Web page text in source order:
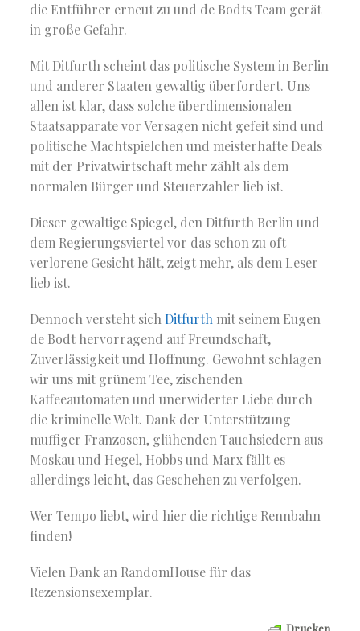
die Entführer erneut zu und de Bodts Team gerät
in große Gefahr.
Mit Ditfurth scheint das politische System in Berlin
und anderer Staaten gewaltig überfordert. Uns
allen ist klar, dass solche überdimensionalen
Staatsapparate vor Versagen nicht gefeit sind und
politische Machtspielchen und meisterhafte Deals
mit der Privatwirtschaft mehr zählt als dem
normalen Bürger und Steuerzahler lieb ist.
Dieser gewaltige Spiegel, den Ditfurth Berlin und
dem Regierungsviertel vor das schon zu oft
verlorene Gesicht hält, zeigt mehr, als dem Leser
lieb ist.
Dennoch versteht sich Ditfurth mit seinem Eugen
de Bodt hervorragend auf Freundschaft,
Zuverlässigkeit und Hoffnung. Gewohnt schlagen
wir uns mit grünem Tee, zischenden
Kaffeeautomaten und unerwiderter Liebe durch
die kriminelle Welt. Dank der Unterstützung
muffiger Franzosen, glühenden Tauchsiedern aus
Moskau und Hegel, Hobbs und Marx fällt es
allerdings leicht, das Geschehen zu verfolgen.
Wer Tempo liebt, wird hier die richtige Rennbahn
finden!
Vielen Dank an RandomHouse für das
Rezensionsexemplar.